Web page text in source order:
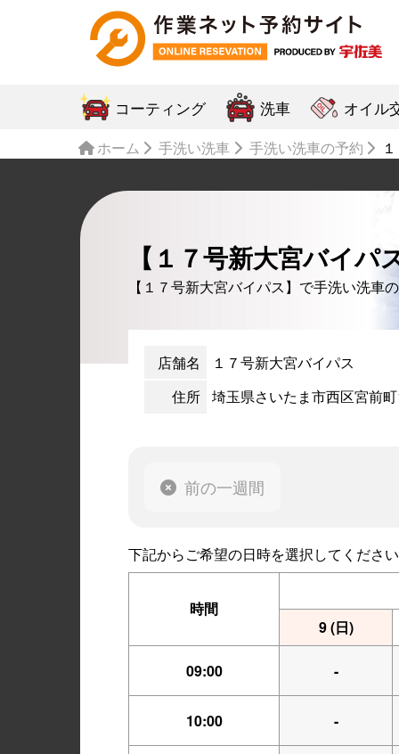
コーティング 洗車 オイル
ホーム 手洗い洗車 手洗い洗車の予約
【１７号新大宮バイ
【１７号新大宮バイパス】で手洗い洗
店舗名
１７号新大宮バイパス
住所 埼玉県さいたま市西区宮前
前の一週間
下記からご希望の日時を選択してくださ
時間
9(日)
09:00 -
10:00 -